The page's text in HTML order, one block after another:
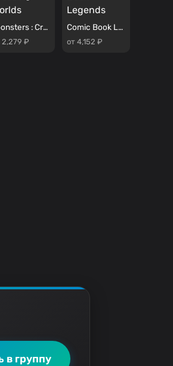
Toonsters : Crossing Worlds
2,279 ₽
Comic Book Legends
от 4,152 ₽
в группу